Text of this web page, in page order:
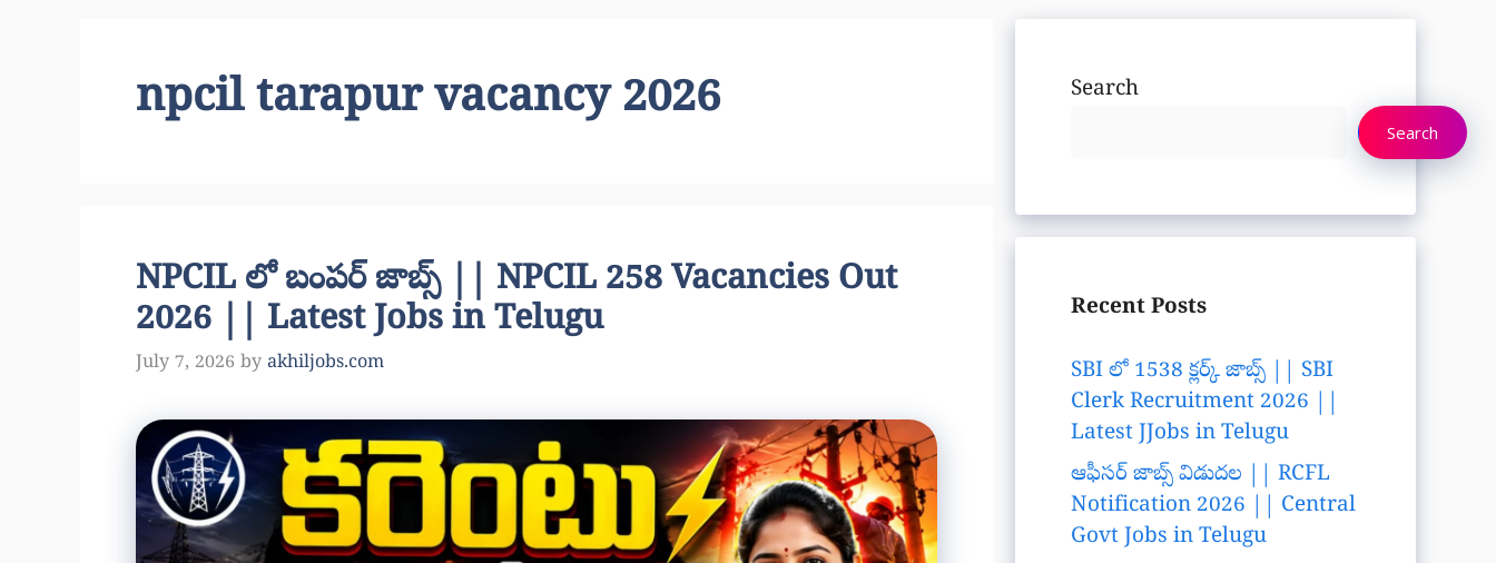
npcil tarapur vacancy 2026
NPCIL లో బంపర్ జాబ్స్ || NPCIL 258 Vacancies Out
2026 || Latest Jobs in Telugu
July 7, 2026 by akhiljobs.com
Search
Search
Recent Posts
SBI లో 1538 క్లర్క్ జాబ్స్ || SBI
Clerk Recruitment 2026 ||
Latest JJobs in Telugu
ఆఫీసర్ జాబ్స్ విడుదల || RCFL
Notification 2026 || Central
Govt Jobs in Telugu